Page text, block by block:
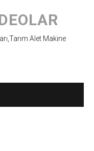
Alet Makine